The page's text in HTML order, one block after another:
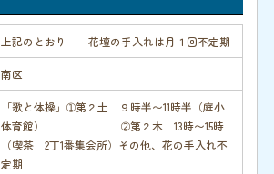
上記のとおり 花壇の手入れは月１回不定期
南区
「歌と体操」➀第２土 ９時半〜11時半（庭小
体育館） ➁第２木 13時〜15時
（喫茶 2丁1番集会所）その他、花の手入れ不
定期